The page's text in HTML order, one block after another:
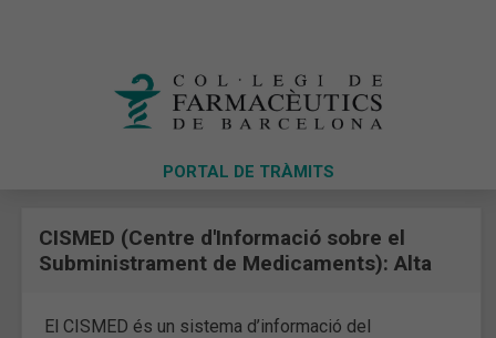
PORTAL DE TRÀMITS
CISMED (Centre d'Informació sobre el
Subministrament de Medicaments): Alta
El CISMED és un sistema d’informació del